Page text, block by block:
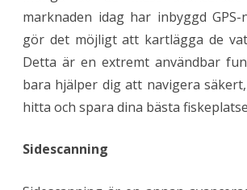
marknaden idag har inbyggd
gör det möjligt att kartlägga de
Detta är en extremt användbar
bara hjälper dig att navigera
hitta och spara dina bästa
Sidescanning